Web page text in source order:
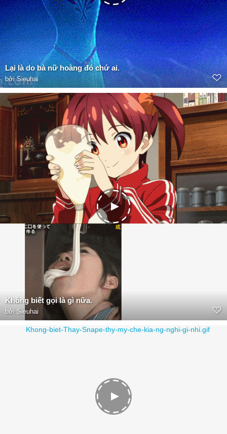
Lại là do bà nữ hoàng đó chứ ai.
bởiSieuhai
Không biết gọi là gì nữa.
bởi Sieuhai